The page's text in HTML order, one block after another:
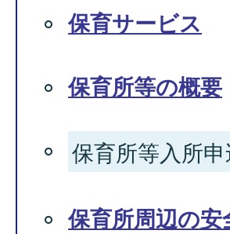
保育サービス
保育所等の概要
保育所等入所
保育所周辺の安